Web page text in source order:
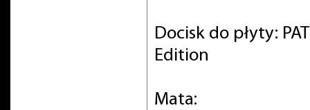
Docisk do płyty:
Edition
Mata: